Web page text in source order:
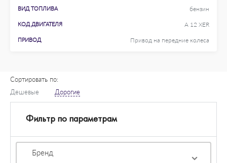
ВИД ТОПЛИВА бензин
КОД ДВИГАТЕЛЯ A 12 XER
ПРИВОД Привод на передние колеса
Сортировать по:
Дешевые
Дорогие
Фильтр по параметрам
Бренд